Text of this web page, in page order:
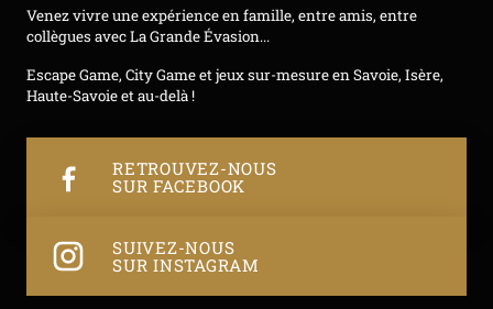
Venez vivre une expérience en famille, entre amis, entre
collègues avec La Grande Évasion...
Escape Game, City Game et jeux sur-mesure en Savoie, Isère,
Haute-Savoie et au-delà !
RETROUVEZ-NOUS
SUR FACEBOOK
SUIVEZ-NOUS
SUR INSTAGRAM